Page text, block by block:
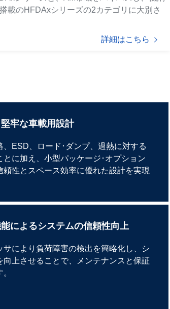
載のHFDAxシリーズの2カテゴリに大別さ
詳細はこちら
堅牢な車載用設計
、ESD、ロード･ダンプ、過熱に対する
に加え、小型パッケージ･オプション
頼性とスペース効率に優れた設計を実現
によるシステムの信頼性向上
サにより負荷障害の検出を簡略化し、シ
向上させることで、メンテナンスと保証